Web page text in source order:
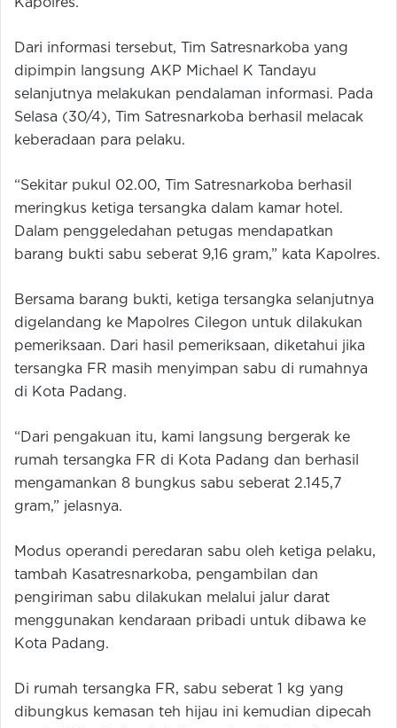
Kapolres.
Dari informasi tersebut, Tim Satresnarkoba yang
dipimpin langsung AKP Michael K Tandayu
selanjutnya melakukan pendalaman informasi. Pada
Selasa (30/4), Tim Satresnarkoba berhasil melacak
keberadaan para pelaku.
“Sekitar pukul 02.00, Tim Satresnarkoba berhasil
meringkus ketiga tersangka dalam kamar hotel.
Dalam penggeledahan petugas mendapatkan
barang bukti sabu seberat 9,16 gram,” kata Kapolres.
Bersama barang bukti, ketiga tersangka selanjutnya
digelandang ke Mapolres Cilegon untuk dilakukan
pemeriksaan. Dari hasil pemeriksaan, diketahui jika
tersangka FR masih menyimpan sabu di rumahnya
di Kota Padang.
“Dari pengakuan itu, kami langsung bergerak ke
rumah tersangka FR di Kota Padang dan berhasil
mengamankan 8 bungkus sabu seberat 2.145,7
gram,” jelasnya.
Modus operandi peredaran sabu oleh ketiga pelaku,
tambah Kasatresnarkoba, pengambilan dan
pengiriman sabu dilakukan melalui jalur darat
menggunakan kendaraan pribadi untuk dibawa ke
Kota Padang.
Di rumah tersangka FR, sabu seberat 1 kg yang
dibungkus kemasan teh hijau ini kemudian dipecah